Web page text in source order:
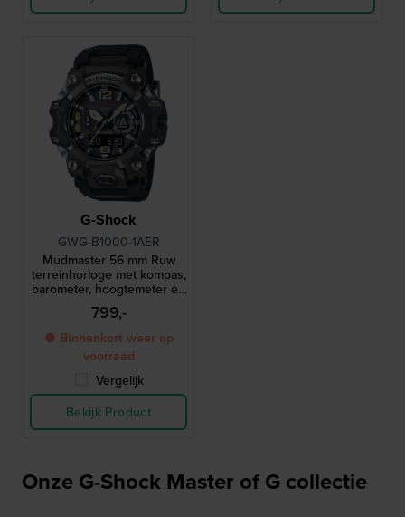
G-Shock
GWG-B1000-1AER
Mudmaster 56 mm Ruw
terreinhorloge met kompas,
barometer, hoogtemeter en
thermometer
799,-
● Binnenkort weer op
voorraad
Vergelijk
Bekijk Product
Onze G-Shock Master of G collectie